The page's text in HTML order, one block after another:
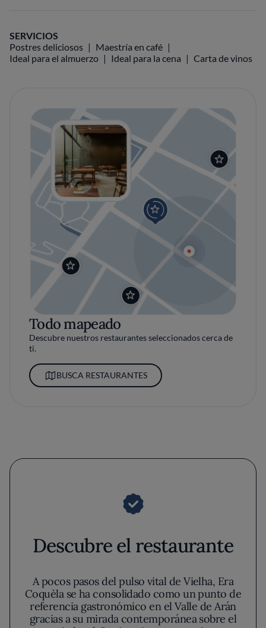
SERVICIOS
Postres deliciosos
Maestría en café
Ideal para el almuerzo
Ideal para la cena Carta de vinos
Todo mapeado
Descubre nuestros restaurantes seleccionados cerca de
ti.
BUSCA RESTAURANTES
Descubre el restaurante
A pocos pasos del pulso vital de Vielha, Era
Coquèla se ha consolidado como un punto de
referencia gastronómico en el Valle de Arán
gracias a su mirada contemporánea sobre el